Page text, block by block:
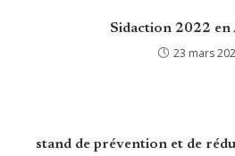
Sidaction 2022 en
23 mars
stand de prévention et de